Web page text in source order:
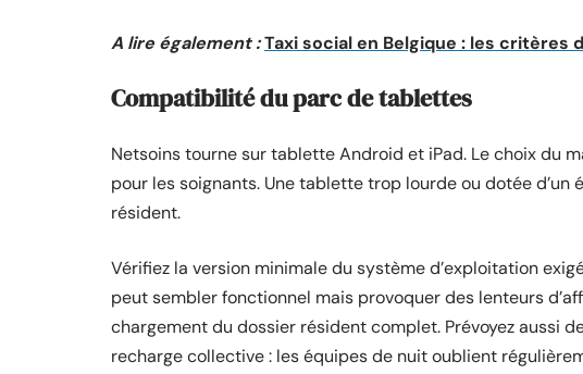
A lire également :Taxi social en Belgique : les critères
Compatibilité du parc de tablettes
Netsoins tourne sur tablette Android et iPad. Le choix du
pour les soignants. Une tablette trop lourde ou dotée
résident.
Vérifiez la version minimale du système d’exploitation
peut sembler fonctionnel mais provoquer des lenteurs
chargement du dossier résident complet. Prévoyez aussi
recharge collective : les équipes de nuit oublient